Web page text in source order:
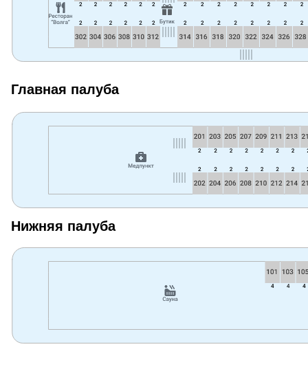
Главная палуба
Нижняя палуба